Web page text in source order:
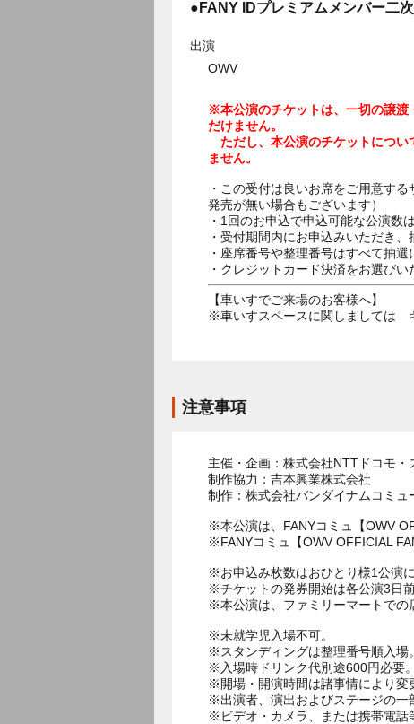
●FANY IDプレミアムメンバー二
出演
OWV
※本公演のチケットは、一切の譲渡
だけません。
ただし、本公演のチケットについ
ません。
・この受付は良いお席をご用意す
発売が無い場合もございます）
・1回のお申込で申込可能な公演数
・受付期間内にお申込みいただき
・座席番号や整理番号はすべて抽
・クレジットカード決済をお選び
【車いすでご来場のお客様へ】
※車いすスペースに関しましては
注意事項
主催・企画：株式会社NTTドコモ・
制作協力：吉本興業株式会社
制作：株式会社バンダイナムコミュ
※本公演は、FANYコミュ【OWV
※FANYコミュ【OWV OFFICIAL
※お申込み枚数はおひとり様1公演
※チケットの発券開始は各公演3日
※本公演は、ファミリーマートでの
※未就学児入場不可。
※スタンディングは整理番号順入場。
※入場時ドリンク代別途600円必要。
※開場・開演時間は諸事情により変
※出演者、演出およびステージの一
※ビデオ・カメラ、または携帯電話